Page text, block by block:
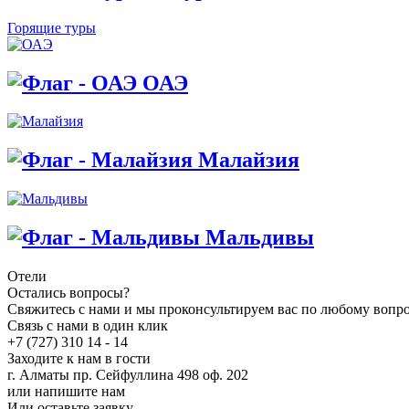
Горящие туры
ОАЭ
Малайзия
Мальдивы
Отели
Остались вопросы?
Свяжитесь с нами и мы проконсультируем вас по любому
Связь с нами в один клик
+7 (727) 310 14 - 14
Заходите к нам в гости
г. Алматы пр. Сейфуллина 498 оф. 202
или напишите нам